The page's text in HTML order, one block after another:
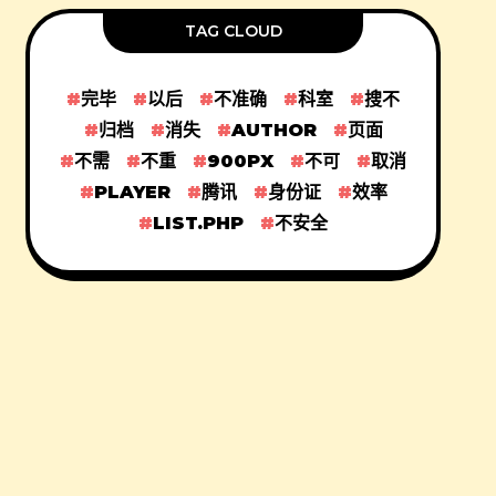
TAG CLOUD
完毕 以后 不准确 科室
搜不
归档
消失 AUTHOR
页面
不需
不重 900PX 不可
取消
PLAYER
腾讯 身份证
效率
LIST.PHP
不安全